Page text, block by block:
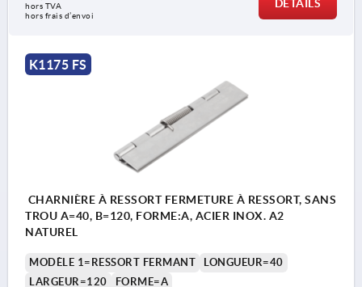
hors TVA
hors frais d’envoi
DÉTAILS
K1175 FS
CHARNIÈRE À RESSORT FERMETURE À RESSORT, SANS
TROU A=40, B=120, FORME:A, ACIER INOX. A2
NATUREL
MODÈLE 1=RESSORT FERMANT
LONGUEUR=40
LARGEUR=120
FORME=A